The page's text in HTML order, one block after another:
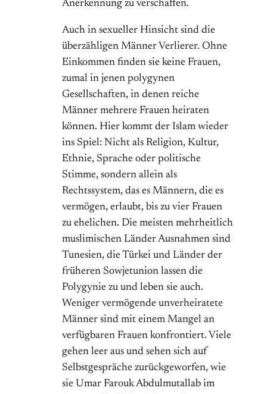
Anerkennung zu verschaffen.
Auch in sexueller Hinsicht sind die
überzähligen Männer Verlierer. Ohne
Einkommen finden sie keine Frauen,
zumal in jenen polygynen
Gesellschaften, in denen reiche
Männer mehrere Frauen heiraten
können. Hier kommt der Islam wieder
ins Spiel: Nicht als Religion, Kultur,
Ethnie, Sprache oder politische
Stimme, sondern allein als
Rechtssystem, das es Männern, die es
vermögen, erlaubt, bis zu vier Frauen
zu ehelichen. Die meisten mehrheitlich
muslimischen Länder Ausnahmen sind
Tunesien, die Türkei und Länder der
früheren Sowjetunion lassen die
Polygynie zu und leben sie auch.
Weniger vermögende unverheiratete
Männer sind mit einem Mangel an
verfügbaren Frauen konfrontiert. Viele
gehen leer aus und sehen sich auf
Selbstgespräche zurückgeworfen, wie
sie Umar Farouk Abdulmutallab im